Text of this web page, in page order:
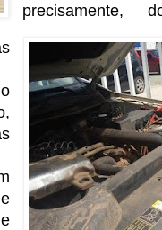
precisamente,